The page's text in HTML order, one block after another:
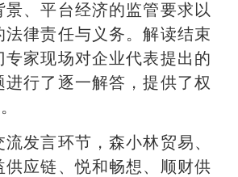
景、平台经济的监管要求以
法律责任与义务。解读结束
专家现场对企业代表提出的
进行了逐一解答，提供了权
言环节，森小林贸易、
供应链、悦和畅想、顺财供